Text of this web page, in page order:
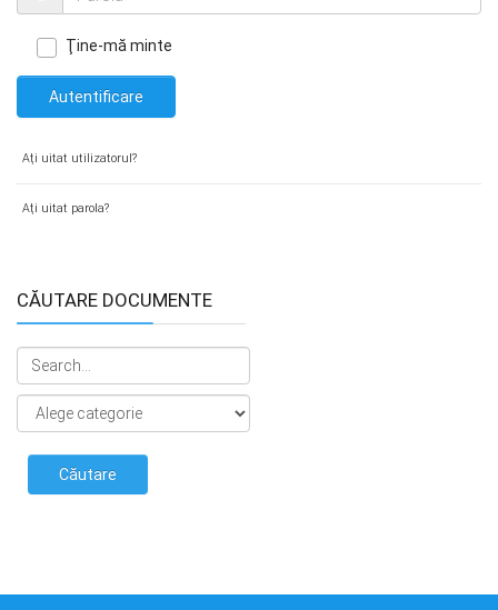
Ţine-mă minte
Autentificare
Aţi uitat utilizatorul?
Aţi uitat parola?
CĂUTARE DOCUMENTE